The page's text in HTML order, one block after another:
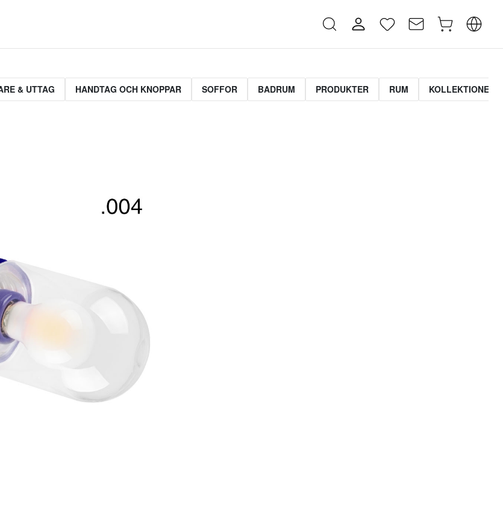
& UTTAG HANDTAG OCH KNOPPAR SOFFOR BADRUM PRODUKTER RUM KOLLEKTIONER